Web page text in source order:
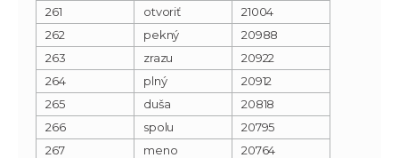
261
otvoriť
21004
262
pekný
20988
263
zrazu
20922
264
plný
20912
265
duša
20818
266
spolu
20795
267
meno
20764